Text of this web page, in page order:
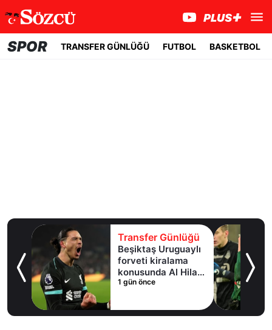
SPOR TRANSFER GÜNLÜĞÜ FUTBOL BASKETBOL
Transfer Günlüğü
Beşiktaş Uruguaylı
forveti kiralama
konusunda Al Hilal
ile anlaştı! Adım
1 gün önce